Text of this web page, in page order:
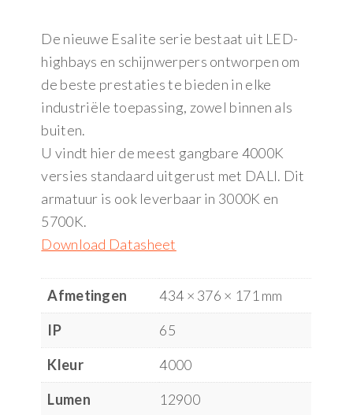
De nieuwe Esalite serie bestaat uit LED-
highbays en schijnwerpers ontworpen om
de beste prestaties te bieden in elke
industriële toepassing, zowel binnen als
buiten.
U vindt hier de meest gangbare 4000K
versies standaard uitgerust met DALI. Dit
armatuur is ook leverbaar in 3000K en
5700K.
Download Datasheet
Afmetingen
434 × 376 × 171 mm
IP
65
Kleur
4000
Lumen
12900